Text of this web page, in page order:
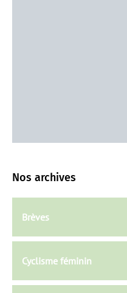
Nos archives
Brèves
Cyclisme féminin